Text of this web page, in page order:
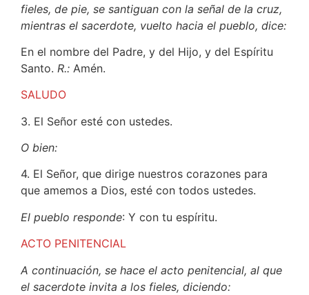
fieles, de pie, se santiguan con la señal de la cruz,
mientras el sacerdote, vuelto hacia el pueblo, dice:
En el nombre del Padre, y del Hijo, y del Espíritu
Santo. R.: Amén.
SALUDO
3. El Señor esté con ustedes.
O bien:
4. El Señor, que dirige nuestros corazones para
que amemos a Dios, esté con todos ustedes.
El pueblo responde: Y con tu espíritu.
ACTO PENITENCIAL
A continuación, se hace el acto penitencial, al que
el sacerdote invita a los fieles, diciendo: